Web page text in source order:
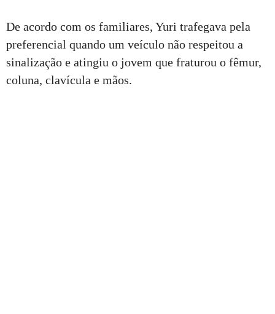
De acordo com os familiares, Yuri trafegava pela
preferencial quando um veículo não respeitou a
sinalização e atingiu o jovem que fraturou o fêmur,
coluna, clavícula e mãos.